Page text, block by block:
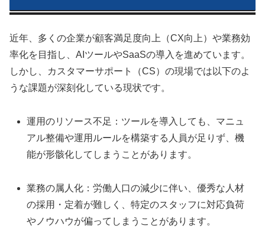
近年、多くの企業が顧客満足度向上（CX向上）や業務効
率化を目指し、AIツールやSaaSの導入を進めています。
しかし、カスタマーサポート（CS）の現場では以下のよ
うな課題が深刻化している現状です。
運用のリソース不足：ツールを導入しても、マニュ
アル整備や運用ルールを構築する人員が足りず、機
能が形骸化してしまうことがあります。
業務の属人化：労働人口の減少に伴い、優秀な人材
の採用・定着が難しく、特定のスタッフに対応負荷
やノウハウが偏ってしまうことがあります。